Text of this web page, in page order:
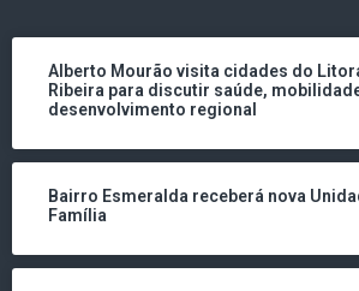
Alberto Mourão visita cidades do
Ribeira para discutir saúde,
desenvolvimento regional
Bairro Esmeralda receberá nova
Família